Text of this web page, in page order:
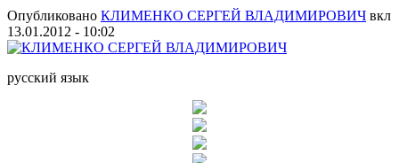
Опубликовано КЛИМЕНКО СЕРГЕЙ ВЛАДИМИРОВИЧ вкл
13.01.2012 - 10:02
русский язык